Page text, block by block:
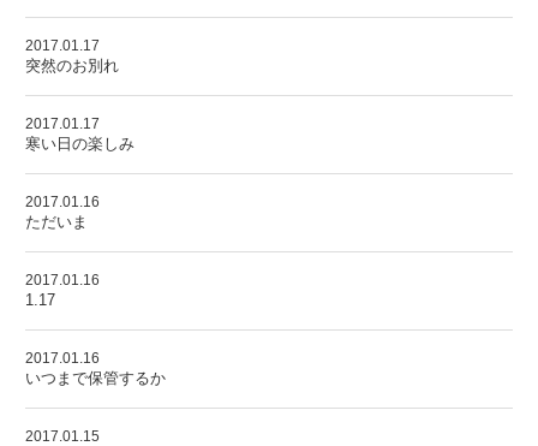
2017.01.17
突然のお別れ
2017.01.17
寒い日の楽しみ
2017.01.16
ただいま
2017.01.16
1.17
2017.01.16
いつまで保管するか
2017.01.15